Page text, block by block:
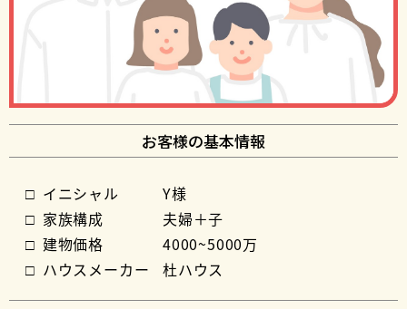
お客様の基本情報
イニシャル
Y様
家族構成
夫婦＋子
建物価格
4000~5000万
ハウスメーカー
杜ハウス